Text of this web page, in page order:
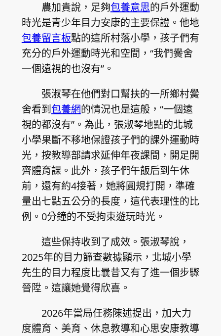
農加貴說，足夠包養意思的戶外運動
時光是青少年目力安康的主要保證。他地
包養留言板點的這所村落小學，孩子們有
充分的戶外運動時光和空間，“我們黌舍
一個遠視的也沒有”。
張淑琴在他們對口幫扶的一所鄉村黌
舍看到包養網的情況也是這般，“一個遠
視的都沒有”。為此，張淑琴地點的北城
小學果斷不移地保證孩子們的課外運動時
光，按教導部請求延伸年夜課間，開足開
齊體育課。此外，孩子們午飯后到午休
前，還有約4接著，她將圓規打開，準確
量出七點五公分的長度，這代表理性的比
例。0分鐘的不受拘束遊玩時光。
這些保持收到了成效。張淑琴說，
2025年的目力篩查數據顯示，北城小學
先生的目力程度比曩昔又有了進一個步驟
晉陞。這讓她覺得欣喜。
2026年當局任務陳述提出，加大力
度體育、美育、休息教導和心思安康教導